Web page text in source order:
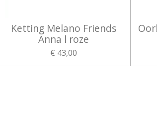
Ketting Melano Friends
Anna l roze
€ 43,00